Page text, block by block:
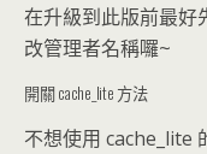
在升級到此版前最好
改管理者名稱囉~
開關 cache_lite 方法
不想使用 cache_lite